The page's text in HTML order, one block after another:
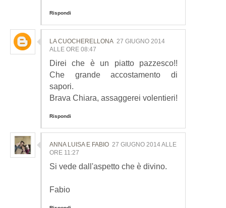
Rispondi
LA CUOCHERELLONA 27 GIUGNO 2014
ALLE ORE 08:47
Direi che è un piatto pazzesco!!
Che grande accostamento di
sapori.
Brava Chiara, assaggerei volentieri!
Rispondi
ANNA LUISA E FABIO 27 GIUGNO 2014 ALLE
ORE 11:27
Si vede dall'aspetto che è divino.
Fabio